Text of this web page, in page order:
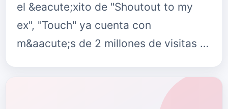
el &eacute;xito de "Shoutout to my
ex", "Touch" ya cuenta con
m&aacute;s de 2 millones de visitas …